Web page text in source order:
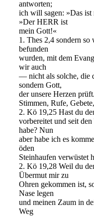
antworten;
ich will sagen: »Das
»Der HERR ist
mein Gott!«
1. Thes 2,4 sondern
befunden
wurden, mit dem
wir auch
— nicht als solche, die
sondern Gott,
der unsere Herzen prüft.
Stimmen, Rufe,
2. Kö 19,25 Hast du
vorbereitet und seit
habe? Nun
aber habe ich es
öden
Steinhaufen verwüstet
2. Kö 19,28 Weil du
Übermut mir zu
Ohren gekommen ist,
Nase legen
und meinen Zaum in
Weg